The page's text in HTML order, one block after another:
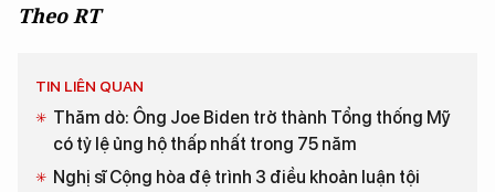
Theo RT
TIN LIÊN QUAN
Thăm dò: Ông Joe Biden trở thành Tổng thống Mỹ
có tỷ lệ ủng hộ thấp nhất trong 75 năm
Nghị sĩ Cộng hòa đệ trình 3 điều khoản luận tội